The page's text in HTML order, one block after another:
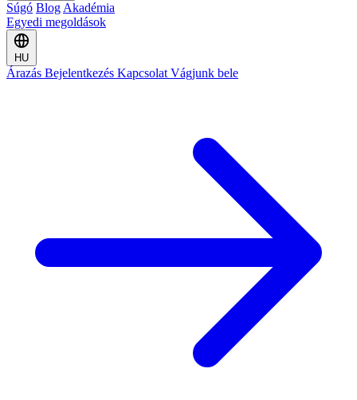
Súgó Blog Akadémia
Egyedi megoldások
HU
Árazás Bejelentkezés Kapcsolat Vágjunk bele